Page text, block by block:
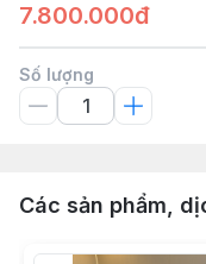
7.800.000đ
Số lượng
Các sản phẩm,